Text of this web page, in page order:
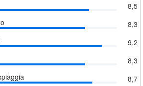
8,5
8,3
9,2
8,3
8,7